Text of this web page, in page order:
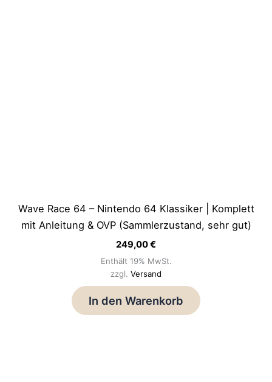
Wave Race 64 – Nintendo 64 Klassiker | Komplett
mit Anleitung & OVP (Sammlerzustand, sehr gut)
249,00€
Enthält 19% MwSt.
zzgl. Versand
In den Warenkorb